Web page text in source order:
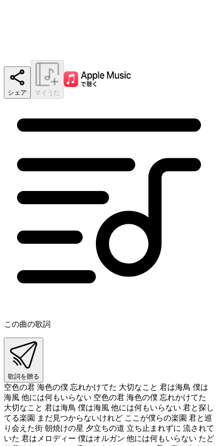
シェア マイうた
この曲の歌詞
歌詞を贈る
空色の君 海色の僕 忘れかけてた 大切なこと 君は海鳥 僕は
海風 他には何もいらない 空色の君 海色の僕 忘れかけてた
大切なこと 君は海鳥 僕は海風 他には何もいらない 君と探し
てる楽園 まだ見つからないけれど ここが僕らの楽園 君と巡
り会えた街 朝焼けの星 夕立ちの道 立ち止まれずに 流されて
いた 君はメロディー 僕はオルガン 他には何もいらない たど